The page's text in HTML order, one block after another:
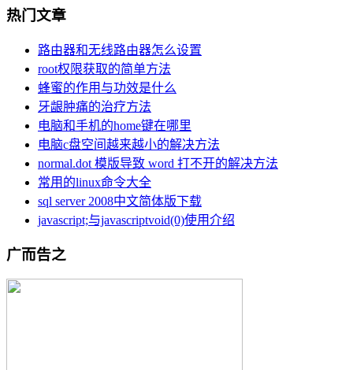
热门文章
路由器和无线路由器怎么设置
root权限获取的简单方法
蜂蜜的作用与功效是什么
牙龈肿痛的治疗方法
电脑和手机的home键在哪里
电脑c盘空间越来越小的解决方法
normal.dot 模版导致 word 打不开的解决方法
常用的linux命令大全
sql server 2008中文简体版下载
javascript;与javascriptvoid(0)使用介绍
广而告之